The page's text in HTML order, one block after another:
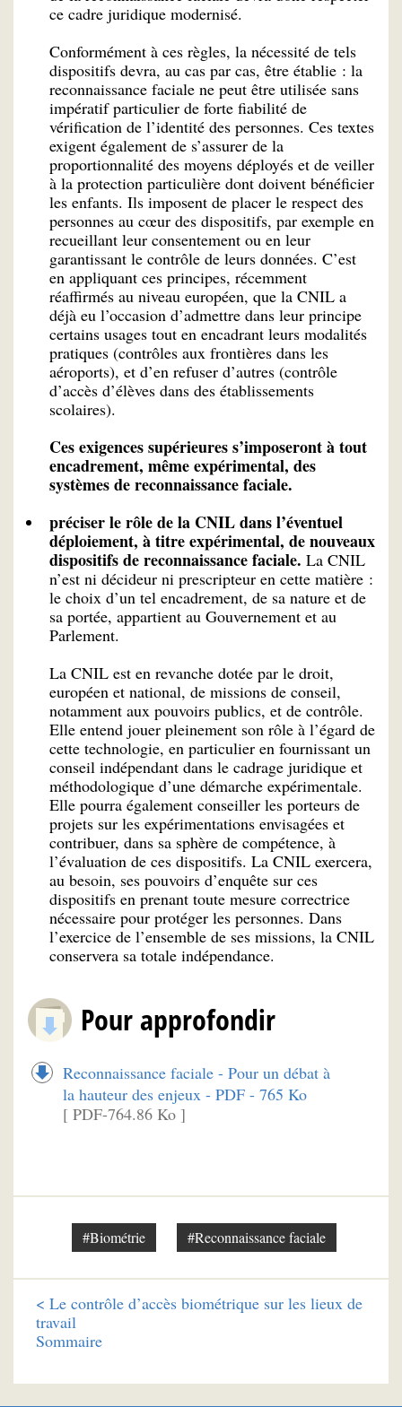
ce cadre juridique modernisé.
Conformément à ces règles, la nécessité de tels
dispositifs devra, au cas par cas, être établie : la
reconnaissance faciale ne peut être utilisée sans
impératif particulier de forte fiabilité de
vérification de l’identité des personnes. Ces textes
exigent également de s’assurer de la
proportionnalité des moyens déployés et de veiller
à la protection particulière dont doivent bénéficier
les enfants. Ils imposent de placer le respect des
personnes au cœur des dispositifs, par exemple en
recueillant leur consentement ou en leur
garantissant le contrôle de leurs données. C’est
en appliquant ces principes, récemment
réaffirmés au niveau européen, que la CNIL a
déjà eu l’occasion d’admettre dans leur principe
certains usages tout en encadrant leurs modalités
pratiques (contrôles aux frontières dans les
aéroports), et d’en refuser d’autres (contrôle
d’accès d’élèves dans des établissements
scolaires).
Ces exigences supérieures s’imposeront à tout
encadrement, même expérimental, des
systèmes de reconnaissance faciale.
préciser le rôle de la CNIL dans l’éventuel
déploiement, à titre expérimental, de nouveaux
dispositifs de reconnaissance faciale. La CNIL
n’est ni décideur ni prescripteur en cette matière :
le choix d’un tel encadrement, de sa nature et de
sa portée, appartient au Gouvernement et au
Parlement.
La CNIL est en revanche dotée par le droit,
européen et national, de missions de conseil,
notamment aux pouvoirs publics, et de contrôle.
Elle entend jouer pleinement son rôle à l’égard de
cette technologie, en particulier en fournissant un
conseil indépendant dans le cadrage juridique et
méthodologique d’une démarche expérimentale.
Elle pourra également conseiller les porteurs de
projets sur les expérimentations envisagées et
contribuer, dans sa sphère de compétence, à
l’évaluation de ces dispositifs. La CNIL exercera,
au besoin, ses pouvoirs d’enquête sur ces
dispositifs en prenant toute mesure correctrice
nécessaire pour protéger les personnes. Dans
l’exercice de l’ensemble de ses missions, la CNIL
conservera sa totale indépendance.
Pour approfondir
Reconnaissance faciale - Pour un débat à
la hauteur des enjeux - PDF - 765 Ko
[ PDF-764.86 Ko ]
#Biométrie #Reconnaissance faciale
< Le contrôle d’accès biométrique sur les lieux de
travail
Sommaire